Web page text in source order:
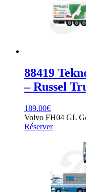
88419
– Russel
189.00€
Volvo FH04 GL
Réserver